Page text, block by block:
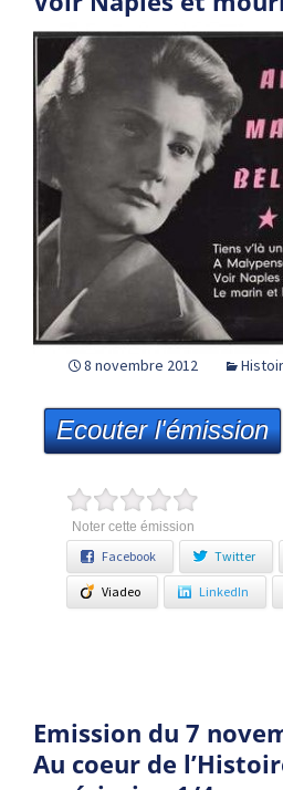
8 novembre 2012
Ecouter l'émission
Noter cette émission
Facebook Twitter
Viadeo LinkedIn
Emission du 7
Au coeur de